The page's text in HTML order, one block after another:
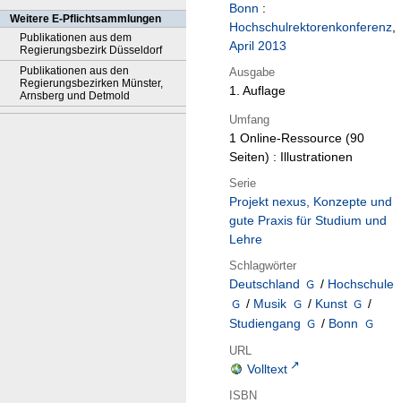
Weitere E-Pflichtsammlungen
Publikationen aus dem
Regierungsbezirk Düsseldorf
Publikationen aus den
Regierungsbezirken Münster,
Arnsberg und Detmold
Bonn :
Hochschulrektorenkonferenz,
April 2013
Ausgabe
1. Auflage
Umfang
1 Online-Ressource (90
Seiten) : Illustrationen
Serie
Projekt nexus, Konzepte und
gute Praxis für Studium und
Lehre
Schlagwörter
Deutschland / Hochschule
/ Musik / Kunst
/
Studiengang
/ Bonn
URL
Volltext
ISBN